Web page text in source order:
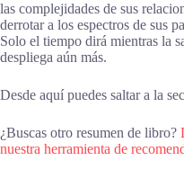
las complejidades de sus
derrotar a los espectros de sus
Solo el tiempo dirá mientras la
despliega aún más.
Desde aquí puedes saltar a la
¿Buscas otro resumen de libro?
nuestra herramienta de